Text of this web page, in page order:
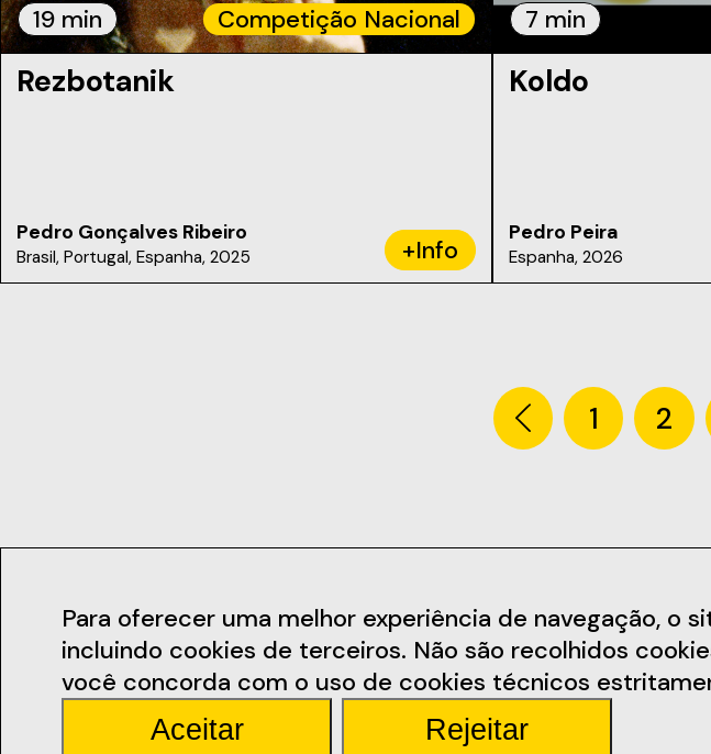
19 min Competição Nacional
Rezbotanik
Pedro Gonçalves Ribeiro
Brasil, Portugal, Espanha, 2025 +Info
7 min
Koldo
Pedro Peira
Espanha, 2026
1 2
Para oferecer uma melhor experiência de navegação, o
incluindo cookies de terceiros. Não são recolhidos
você concorda com o uso de cookies técnicos
Aceitar Rejeitar
Contactos
geral@ficsantarem.pt
Rua Miguel Bombarda 4
Termos e
Política de